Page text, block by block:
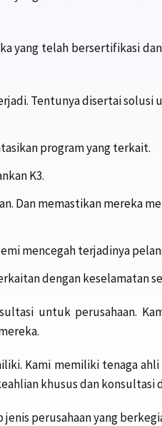
yang telah bersertifikasi
Tentunya disertai
program yang terkait.
K3.
Dan memastikan mereka
mencegah terjadinya
dengan keselamatan
untuk perusahaan.
Kami memiliki tenaga
khusus dan konsultasi
perusahaan yang